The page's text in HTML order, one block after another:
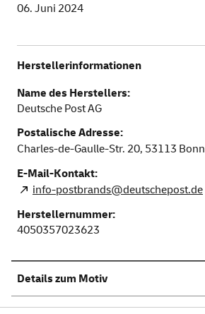
06. Juni 2024
Herstellerinformationen
Name des Herstellers:
Deutsche Post AG
Postalische Adresse:
Charles-de-Gaulle-Str. 20, 53113 Bonn
E-Mail-Kontakt:
info-postbrands@deutschepost.de
Herstellernummer:
4050357023623
Details zum Motiv